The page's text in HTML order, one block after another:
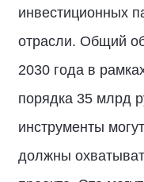
инвестиционных
отрасли. Общий
2030 года в
порядка 35 млрд
инструменты
должны